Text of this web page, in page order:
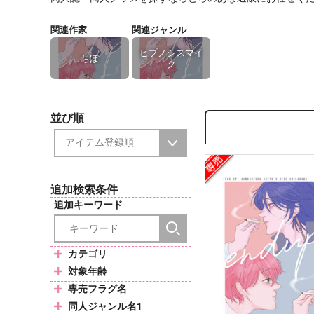
関連作家
ちぽ
関連ジャンル
ヒプノシスマイ
ク
並び順
追加検索条件
追加キーワード
カテゴリ
対象年齢
専売フラグ名
同人ジャンル名1